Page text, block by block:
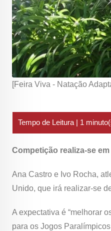
[Feira Viva - Natação
Competição realiza-se
Ana Castro e Ivo Rocha,
Unido, que irá realizar-se
A expectativa é “melhorar
para os Jogos